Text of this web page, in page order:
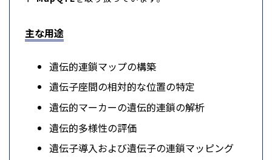
主な用途
遺伝的連鎖マップの構築
遺伝子座間の相対的な位置の特定
遺伝的マーカーの遺伝的連鎖の解析
遺伝的多様性の評価
遺伝子導入および遺伝子の連鎖マッピング